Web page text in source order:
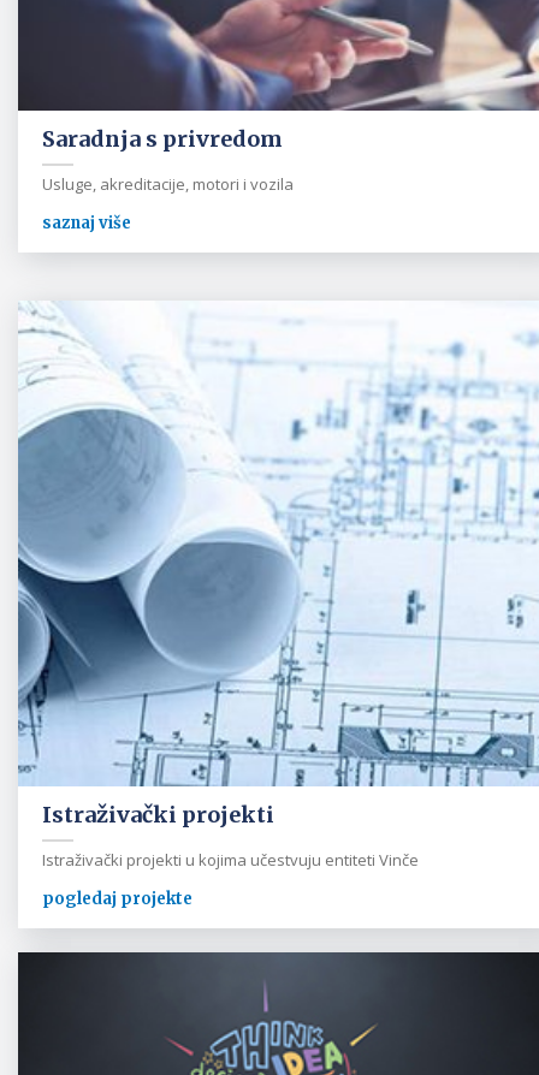
Saradnja s privredom
Usluge, akreditacije, motori i vozila
saznaj više
Istraživački projekti
Istraživački projekti u kojima učestvuju entiteti Vinče
pogledaj projekte